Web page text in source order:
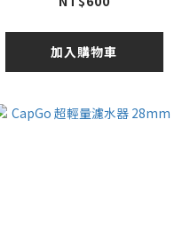
加入購物車